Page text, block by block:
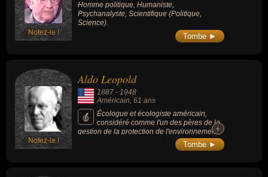
Notez-le !
Homme politique, Humaniste,
Psychanalyste, Scientifique (Politique,
Science).
Tombe ►
Notez-le !
Aldo Leopold
1887 - 1948
Américain , 61 ans
Écologue et écologiste américain,
considéré comme l'un des pères de la
gestion de la protection de l'environnement
aux États-Unis, il a influencé le
+
+
Tombe ►